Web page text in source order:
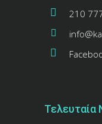
210
Τελευταία